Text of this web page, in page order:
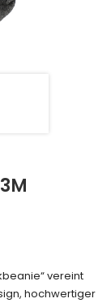
vereint
hochwertiger